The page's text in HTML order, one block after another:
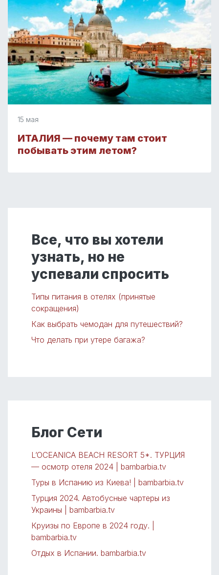
15 мая
ИТАЛИЯ — почему там стоит
побывать этим летом?
Все, что вы хотели
узнать, но не
успевали спросить
Типы питания в отелях (принятые
сокращения)
Как выбрать чемодан для путешествий?
Что делать при утере багажа?
Блог Сети
L’OCEANICA BEACH RESORT 5*. ТУРЦИЯ
— осмотр отеля 2024 | bambarbia.tv
Туры в Испанию из Киева! | bambarbia.tv
Турция 2024. Автобусные чартеры из
Украины | bambarbia.tv
Круизы по Европе в 2024 году. |
bambarbia.tv
Отдых в Испании. bambarbia.tv